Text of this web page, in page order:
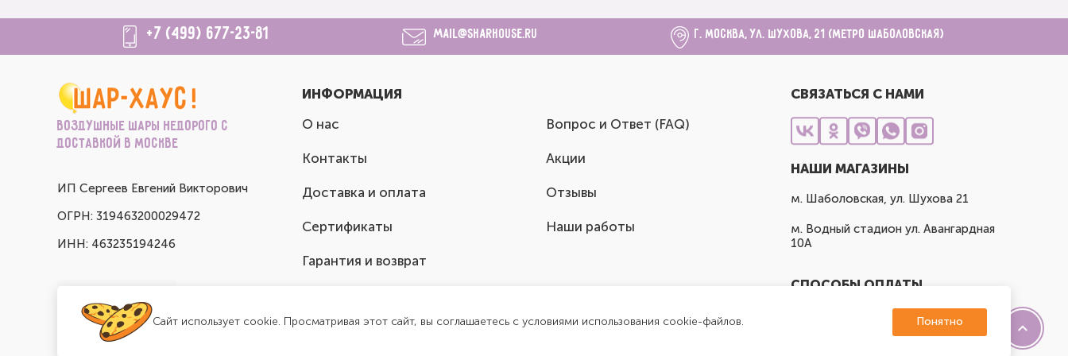
+7 (499) 677-23-81 mail@sharhouse.ru г. Москва, ул. Шухова, 21 (метро Шаболовская)
Воздушные шары недорого с
доставкой в Москве
ИП Сергеев Евгений Викторович
ОГРН: 319463200029472
ИНН: 463235194246
ИНФОРМАЦИЯ
О нас
Контакты
Доставка и оплата
Сертификаты
Гарантия и возврат
Вопрос и Ответ (FAQ)
Акции
Отзывы
Наши работы
СВЯЗАТЬСЯ С НАМИ
НАШИ МАГАЗИНЫ
м. Шаболовская, ул. Шухова 21
м. Водный стадион ул. Авангардная
10А
СПОСОБЫ ОПЛАТЫ
Сайт использует cookie. Просматривая этот сайт, вы соглашаетесь с условиями использования cookie-файлов. Понятно